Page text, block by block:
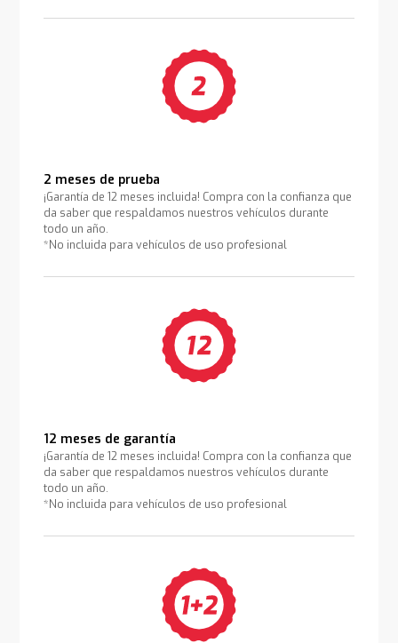
2 meses de prueba
¡Garantía de 12 meses incluida! Compra con la confianza que
da saber que respaldamos nuestros vehículos durante
todo un año.
*No incluida para vehículos de uso profesional
12 meses de garantía
¡Garantía de 12 meses incluida! Compra con la confianza que
da saber que respaldamos nuestros vehículos durante
todo un año.
*No incluida para vehículos de uso profesional